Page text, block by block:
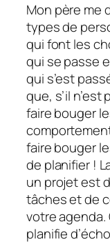
Mon père me
types de
qui font les
qui se passe
qui s’est
que, s’il
faire bouger
faire bouger
de planifier !
un projet est
tâches et de
votre agenda.
planifie